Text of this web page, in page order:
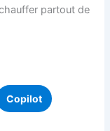
partout de
Copilot